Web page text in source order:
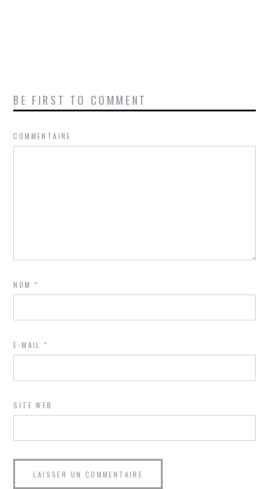
BE FIRST TO COMMENT
COMMENTAIRE
NOM*
E-MAIL*
SITE WEB